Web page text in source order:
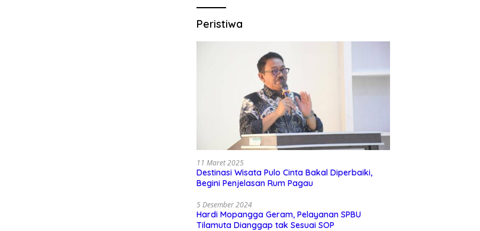
Peristiwa
11 Maret 2025
Destinasi Wisata Pulo Cinta Bakal Diperbaiki,
Begini Penjelasan Rum Pagau
5 Desember 2024
Hardi Mopangga Geram, Pelayanan SPBU
Tilamuta Dianggap tak Sesuai SOP